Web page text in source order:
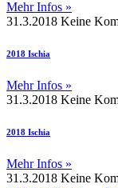
Mehr Infos »
31.3.2018 Keine
2018 Ischia
Mehr Infos »
31.3.2018 Keine
2018 Ischia
Mehr Infos »
31.3.2018 Keine